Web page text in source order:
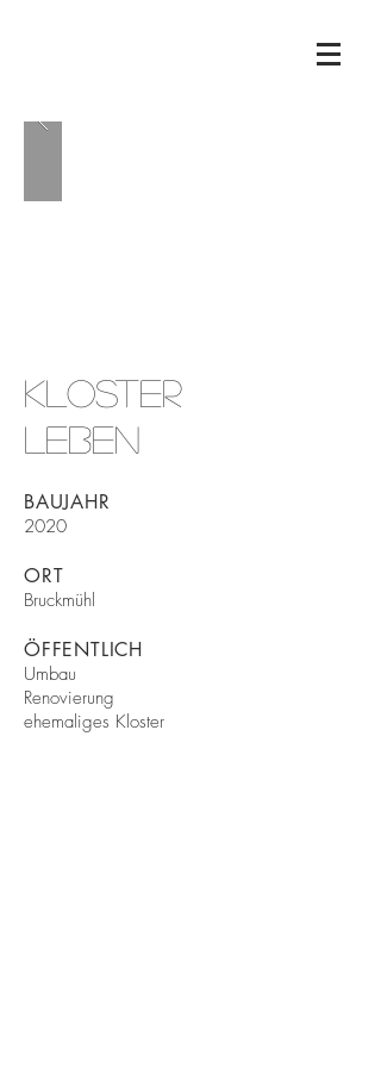
KLoster
Leben
BAUJAHR
2020
ORT
Bruckmühl
ÖFFENTLICH
Umbau
Renovierung
ehemaliges Kloster